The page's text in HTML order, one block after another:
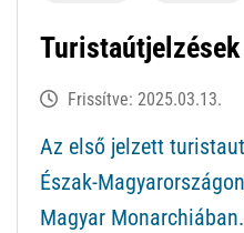
Turistaútjelzések
Frissítve: 2025.03.13.
Az első jelzett
Észak-
Magyar